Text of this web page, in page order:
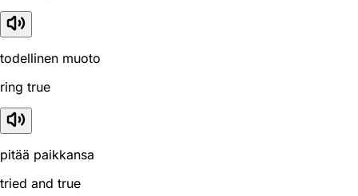
todellinen muoto
ring true
pitää paikkansa
tried and true